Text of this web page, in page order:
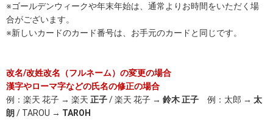
※ゴールデンウィークや年末年始は、通常よりお時間をいただく場
合がございます。
※新しいカードのカード番号は、お手元のカードと同じです。
改名/改姓改名（フルネーム）の変更の場合
漢字やローマ字などの氏名の修正の場合
例：楽天 花子 → 楽天 正子/ 楽天 花子 → 鈴木 正子 例：太郎 → 太
朗 / TAROU → TAROH